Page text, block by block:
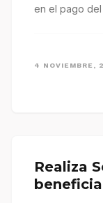
en el pago
4 NOVIEMBRE,
Realiza